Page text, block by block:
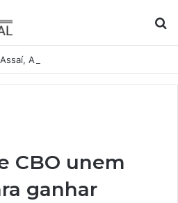
CBO unem
ganhar